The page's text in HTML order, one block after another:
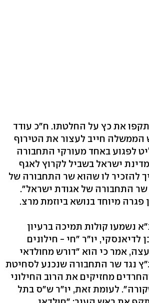
תקפו את כץ על החלטתו. ח"כ עודד
הממשלה חייב לעצור את הטירוף
לפגוע באחד מעורקי התחבורה
ישראל בשביל לקרוץ לאגף
להזכיר לו שהוא שר התחבורה של
שר התחבורה של אגודת ישראל".
פגרה מיוחד בנושא ביוזמת מרצ.
נשמעו קולות תמיכה ברעיון
לדיאנסקי, יו"ר "חי - חילונים
אמר כי הוא "דורש מחולדאי
נגד שר התחבורה שנכנע לסחיטת
מחזיקים את הרוב החילוני
לעומת זאת, יו"ר ש"ס בתל